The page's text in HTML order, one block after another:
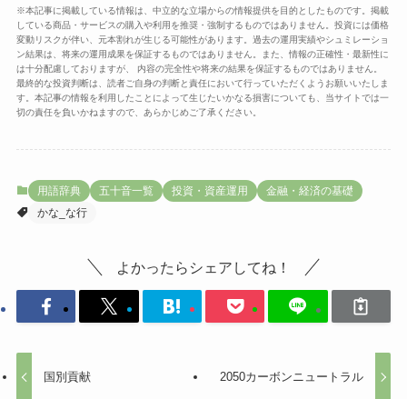
※本記事に掲載している情報は、中立的な立場からの情報提供を目的としたものです。掲載
している商品・サービスの購入や利用を推奨・強制するものではありません。投資には価格
変動リスクが伴い、元本割れが生じる可能性があります。過去の運用実績やシュミレーショ
ン結果は、将来の運用成果を保証するものではありません。また、情報の正確性・最新性に
は十分配慮しておりますが、 内容の完全性や将来の結果を保証するものではありません。
最終的な投資判断は、読者ご自身の判断と責任において行っていただくようお願いいたしま
す。本記事の情報を利用したことによって生じたいかなる損害についても、当サイトでは一
切の責任を負いかねますので、あらかじめご了承ください。
用語辞典 五十音一覧 投資・資産運用
金融・経済の基礎
かな_な行
よかったらシェアしてね！
国別貢献 2050カーボンニュートラル